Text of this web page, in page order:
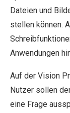
Dateien und
stellen können.
Anwendungen
Auf der Vision
Nutzer sollen
eine Frage